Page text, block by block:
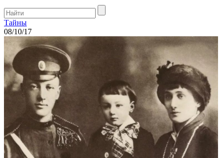
Тайны
08/10/17